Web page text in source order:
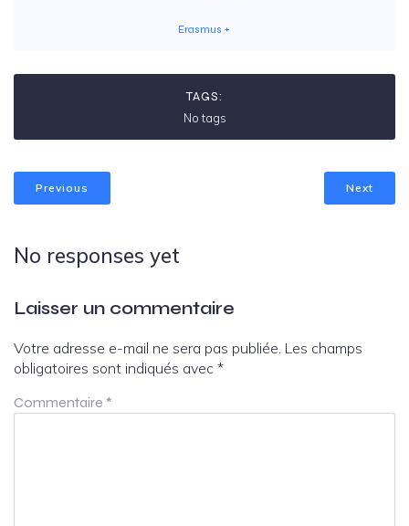
Erasmus +
TAGS:
No tags
Previous Next
No responses yet
Laisser un commentaire
Votre adresse e-mail ne sera pas publiée. Les champs
obligatoires sont indiqués avec *
Commentaire *